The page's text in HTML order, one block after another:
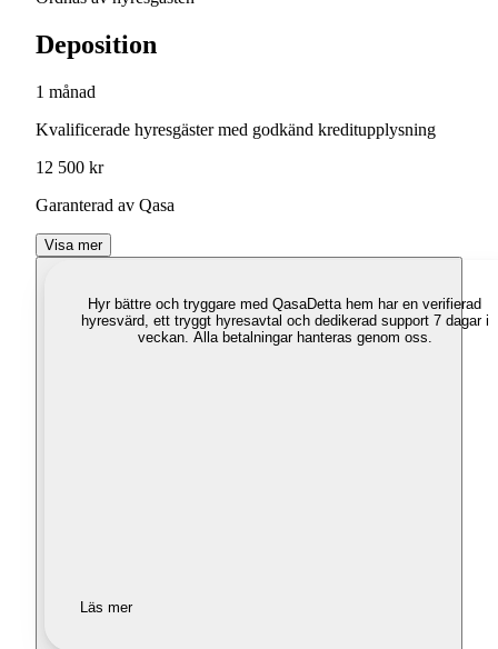
Deposition
1 månad
Kvalificerade hyresgäster med godkänd kreditupplysning
12 500 kr
Garanterad av Qasa
Visa mer
Hyr bättre och tryggare med QasaDetta hem har en verifierad
hyresvärd, ett tryggt hyresavtal och dedikerad support 7 dagar i
veckan. Alla betalningar hanteras genom oss.
Läs mer